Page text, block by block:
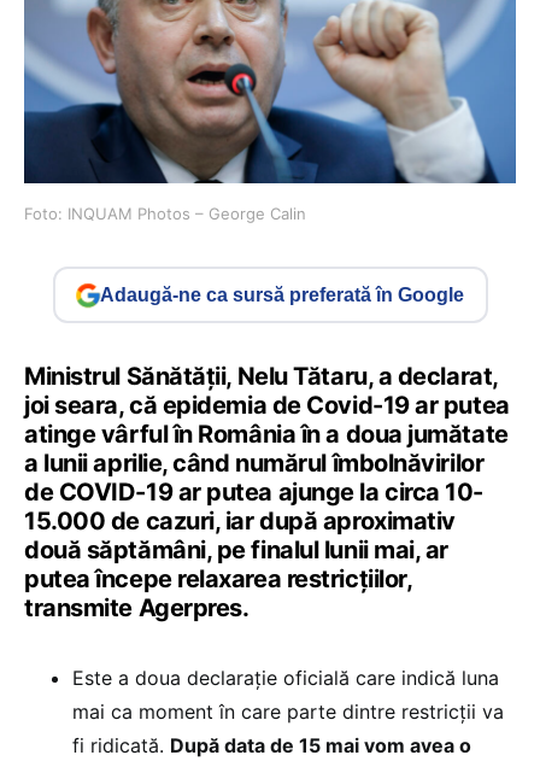
Foto: INQUAM Photos – George Calin
Adaugă-ne ca sursă preferată în Google
Ministrul Sănătăţii, Nelu Tătaru, a declarat,
joi seara, că epidemia de Covid-19 ar putea
atinge vârful în România în a doua jumătate
a lunii aprilie, când numărul îmbolnăvirilor
de COVID-19 ar putea ajunge la circa 10-
15.000 de cazuri, iar după aproximativ
două săptămâni, pe finalul lunii mai, ar
putea începe relaxarea restricţiilor,
transmite Agerpres.
Este a doua declarație oficială care indică luna
mai ca moment în care parte dintre restricții va
fi ridicată. După data de 15 mai vom avea o